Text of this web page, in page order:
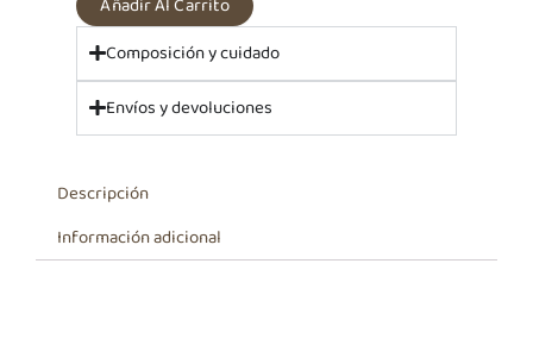
Colección
Roar
Jungle
cantidad
Añadir Al Carrito
Composición y cuidado
Envíos y devoluciones
Descripción
Información adicional